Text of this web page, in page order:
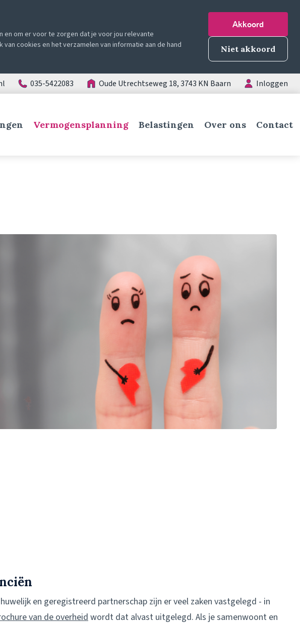
om er voor te zorgen dat je voor jou relevante
cookies en het verzamelen van informatie aan de hand
Akkoord
Niet akkoord
035-5422083 Oude Utrechtseweg 18, 3743 KN Baarn Inloggen
Vermogensplanning Belastingen Over ons Contact
en geregistreerd partnerschap zijn er veel zaken vastgelegd - in
van de overheidwordt dat alvast uitgelegd. Als je samenwoont en